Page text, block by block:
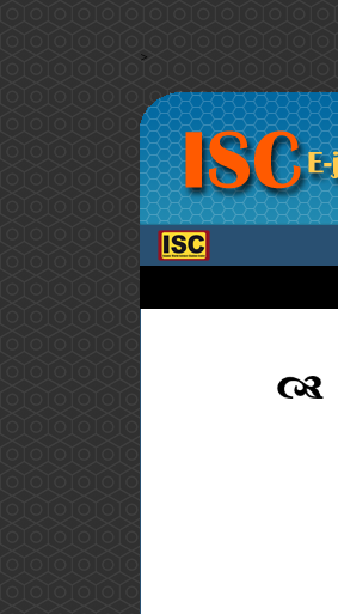
>